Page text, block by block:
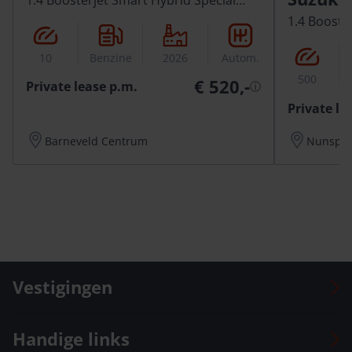
10 Benzine 2026 Autom.
Private lease p.m. € 520,-ⓘ
Barneveld Centrum
1.4
500
Private
Vestigingen
Auto Versteeg Buurman Barneveld Zuid
Handige links